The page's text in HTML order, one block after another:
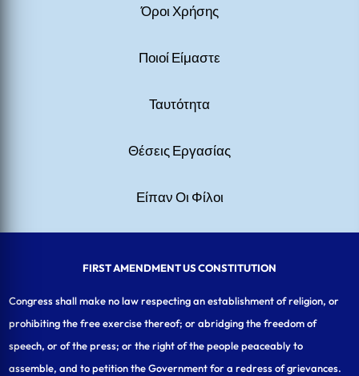
Όροι Χρήσης
Ποιοί Είμαστε
Ταυτότητα
Θέσεις Εργασίας
Είπαν Οι Φίλοι
FIRST AMENDMENT US CONSTITUTION
Congress shall make no law respecting an establishment of religion, or
prohibiting the free exercise thereof; or abridging the freedom of
speech, or of the press; or the right of the people peaceably to
assemble, and to petition the Government for a redress of grievances.